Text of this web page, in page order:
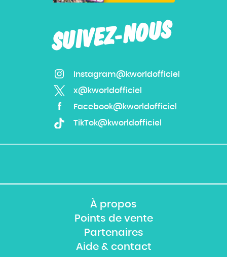
SUIVEZ-NOUS
Instagram@kworldofficiel
x@kworldofficiel
Facebook@kworldofficiel
TikTok@kworldofficiel
À propos
Points de vente
Partenaires
Aide & contact